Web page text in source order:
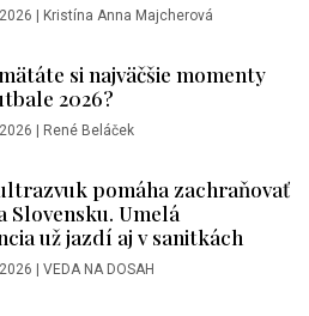
Kristína Anna Majcherová
si najväčšie momenty
2026?
René Beláček
pomáha zachraňovať
Slovensku. Umelá
už jazdí aj v sanitkách
VEDA NA DOSAH